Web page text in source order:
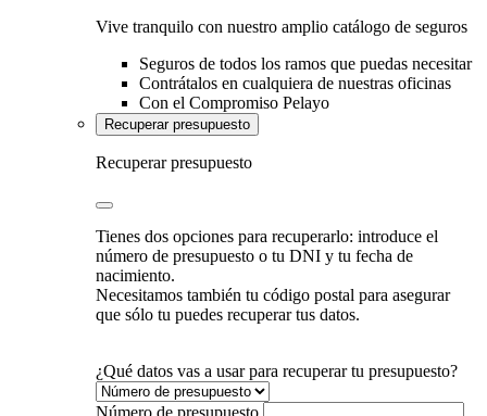
Vive tranquilo con nuestro amplio catálogo de seguros
Seguros de todos los ramos que puedas necesitar
Contrátalos en cualquiera de nuestras oficinas
Con el Compromiso Pelayo
Recuperar presupuesto
Recuperar presupuesto
Tienes dos opciones para recuperarlo: introduce el
número de presupuesto o tu DNI y tu fecha de
nacimiento.
Necesitamos también tu código postal para asegurar
que sólo tu puedes recuperar tus datos.
¿Qué datos vas a usar para recuperar tu presupuesto?
Número de presupuesto